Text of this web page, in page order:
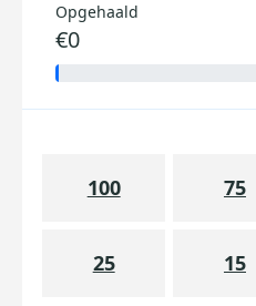
Opgehaald
€0
100 75
25 15